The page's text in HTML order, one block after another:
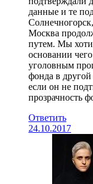
данные и те
Москва
путем. Мы
основании
уголовным
фонда в
если он не
прозрачность
Ответить
24.10.2017